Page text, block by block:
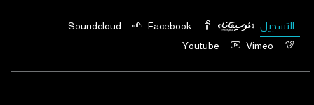
التسجيل Facebook
Soundcloud
Vimeo
Youtube